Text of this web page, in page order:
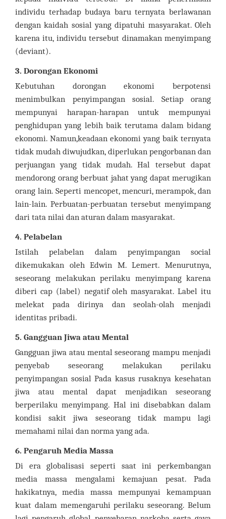
individu terhadap budaya baru ternyata berlawanan
dengan kaidah sosial yang dipatuhi masyarakat. Oleh
karena itu, individu tersebut dinamakan menyimpang
(deviant).
3. Dorongan Ekonomi
Kebutuhan dorongan ekonomi berpotensi
menimbulkan penyimpangan sosial. Setiap orang
mempunyai harapan-harapan untuk mempunyai
penghidupan yang lebih baik terutama dalam bidang
ekonomi. Namun,keadaan ekonomi yang baik ternyata
tidak mudah diwujudkan, diperlukan pengorbanan dan
perjuangan yang tidak mudah. Hal tersebut dapat
mendorong orang berbuat jahat yang dapat merugikan
orang lain. Seperti mencopet, mencuri, merampok, dan
lain-lain. Perbuatan-perbuatan tersebut menyimpang
dari tata nilai dan aturan dalam masyarakat.
4. Pelabelan
Istilah pelabelan dalam penyimpangan social
dikemukakan oleh Edwin M. Lemert. Menurutnya,
seseorang melakukan perilaku menyimpang karena
diberi cap (label) negatif oleh masyarakat. Label itu
melekat pada dirinya dan seolah-olah menjadi
identitas pribadi.
5. Gangguan Jiwa atau Mental
Gangguan jiwa atau mental seseorang mampu menjadi
penyebab seseorang melakukan perilaku
penyimpangan sosial Pada kasus rusaknya kesehatan
jiwa atau mental dapat menjadikan seseorang
berperilaku menyimpang. Hal ini disebabkan dalam
kondisi sakit jiwa seseorang tidak mampu lagi
memahami nilai dan norma yang ada.
6. Pengaruh Media Massa
Di era globalisasi seperti saat ini perkembangan
media massa mengalami kemajuan pesat. Pada
hakikatnya, media massa mempunyai kemampuan
kuat dalam memengaruhi perilaku seseorang. Belum